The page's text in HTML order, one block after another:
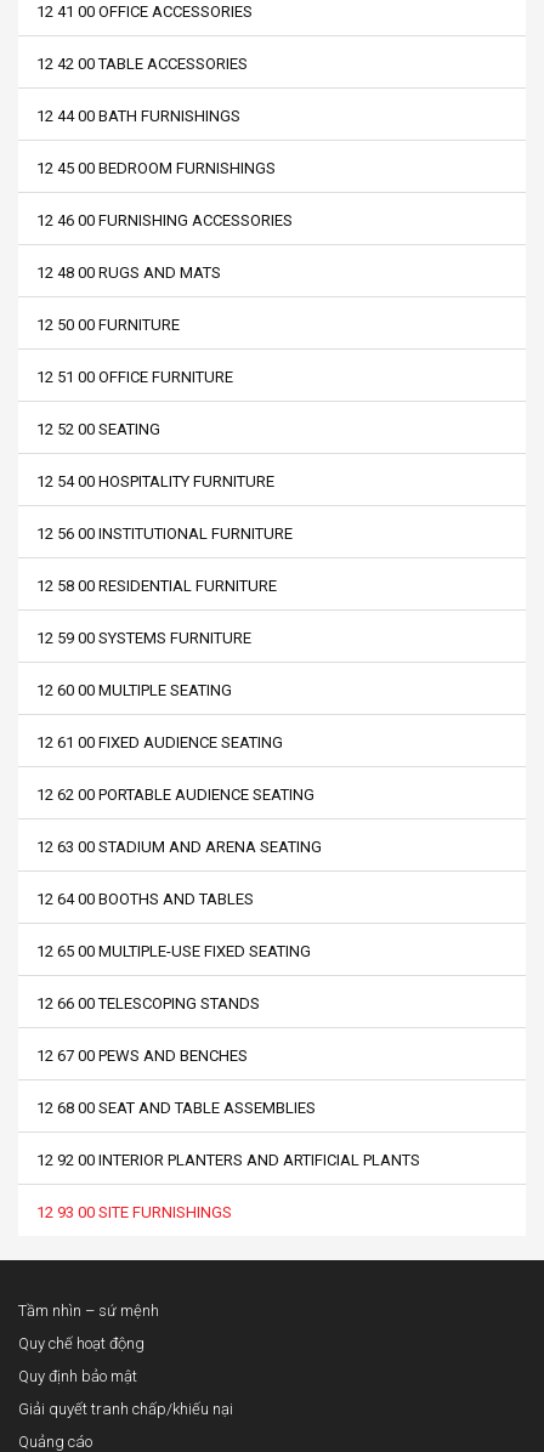
12 41 00 OFFICE ACCESSORIES
12 42 00 TABLE ACCESSORIES
12 44 00 BATH FURNISHINGS
12 45 00 BEDROOM FURNISHINGS
12 46 00 FURNISHING ACCESSORIES
12 48 00 RUGS AND MATS
12 50 00 FURNITURE
12 51 00 OFFICE FURNITURE
12 52 00 SEATING
12 54 00 HOSPITALITY FURNITURE
12 56 00 INSTITUTIONAL FURNITURE
12 58 00 RESIDENTIAL FURNITURE
12 59 00 SYSTEMS FURNITURE
12 60 00 MULTIPLE SEATING
12 61 00 FIXED AUDIENCE SEATING
12 62 00 PORTABLE AUDIENCE SEATING
12 63 00 STADIUM AND ARENA SEATING
12 64 00 BOOTHS AND TABLES
12 65 00 MULTIPLE-USE FIXED SEATING
12 66 00 TELESCOPING STANDS
12 67 00 PEWS AND BENCHES
12 68 00 SEAT AND TABLE ASSEMBLIES
12 92 00 INTERIOR PLANTERS AND ARTIFICIAL PLANTS
12 93 00 SITE FURNISHINGS
Tầm nhìn – sứ mệnh
Quy chế hoạt động
Quy định bảo mật
Giải quyết tranh chấp/khiếu nại
Quảng cáo